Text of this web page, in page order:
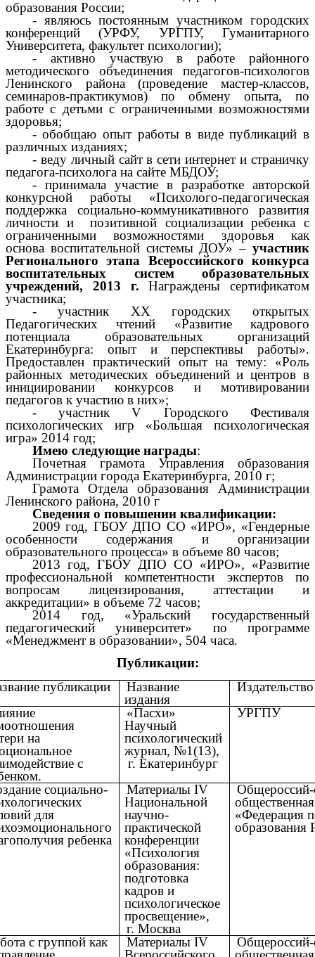
образования России;
- являюсь постоянным участником городских
конференций (УРФУ, УРГПУ, Гуманитарного
Университета, факультет психологии);
- активно участвую в работе районного
методического объединения педагогов-психологов
Ленинского района (проведение мастер-классов,
семинаров-практикумов) по обмену опыта, по
работе с детьми с ограниченными возможностями
здоровья;
- обобщаю опыт работы в виде публикаций в
различных изданиях;
- веду личный сайт в сети интернет и страничку
педагога-психолога на сайте МБДОУ;
- принимала участие в разработке авторской
конкурсной работы «Психолого-педагогическая
поддержка социально-коммуникативного развития
личности и позитивной социализации ребенка с
ограниченными возможностями здоровья как
основа воспитательной системы ДОУ» – участник
Регионального этапа Всероссийского конкурса
воспитательных систем образовательных
учреждений, 2013 г. Награждены сертификатом
участника;
- участник XX городских открытых
Педагогических чтений «Развитие кадрового
потенциала образовательных организаций
Екатеринбурга: опыт и перспективы работы».
Предоставлен практический опыт на тему: «Роль
районных методических объединений и центров в
инициировании конкурсов и мотивировании
педагогов к участию в них»;
- участник V Городского Фестиваля
психологических игр «Большая психологическая
игра» 2014 год;
Имею следующие награды:
Почетная грамота Управления образования
Администрации города Екатеринбурга, 2010 г;
Грамота Отдела образования Администрации
Ленинского района, 2010 г
Сведения о повышении квалификации:
2009 год, ГБОУ ДПО СО «ИРО», «Гендерные
особенности содержания и организации
образовательного процесса» в объеме 80 часов;
2013 год, ГБОУ ДПО СО «ИРО», «Развитие
профессиональной компетентности экспертов по
вопросам лицензирования, аттестации и
аккредитации» в объеме 72 часов;
2014 год, «Уральский государственный
педагогический университет» по программе
«Менеджмент в образовании», 504 часа.
Публикации:
публикации
Название
издания
Издательство
на
с
«Пасхи»
Научный
психологический
журнал, №1(13),
г. Екатеринбург
УРГПУ
социально-
для
ребенка
Материалы IV
Национальной
научно-
практической
конференции
«Психология
образования:
подготовка
кадров и
психологическое
просвещение»,
г. Москва
Общероссий-
«Федерация
образования
с группой как
Материалы IV
Общероссий-